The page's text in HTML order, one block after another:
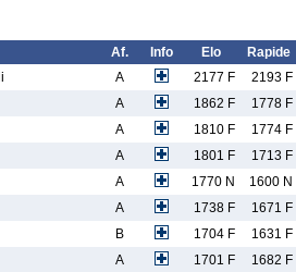
Af. Info Elo Rapide
A 2177 F 2193 F
A 1862 F 1778 F
A 1810 F 1774 F
A 1801 F 1713 F
A 1770 N 1600 N
A 1738 F 1671 F
B 1704 F 1631 F
A 1701 F 1682 F